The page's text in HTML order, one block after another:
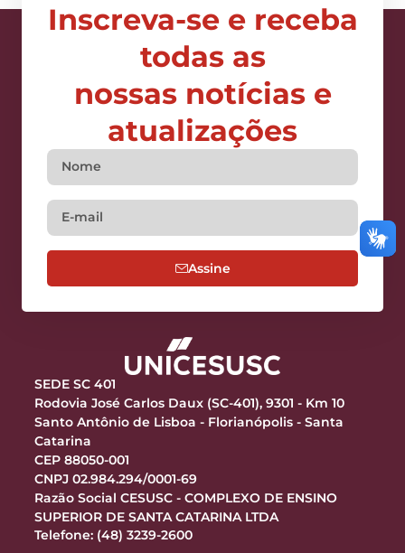
Inscreva-se e receba
todas as
nossas notícias e
atualizações
Assine
SEDE SC 401
Rodovia José Carlos Daux (SC-401), 9301 - Km 10
Santo Antônio de Lisboa - Florianópolis - Santa
Catarina
CEP 88050-001
CNPJ 02.984.294/0001-69
Razão Social CESUSC - COMPLEXO DE ENSINO
SUPERIOR DE SANTA CATARINA LTDA
Telefone: (48) 3239-2600